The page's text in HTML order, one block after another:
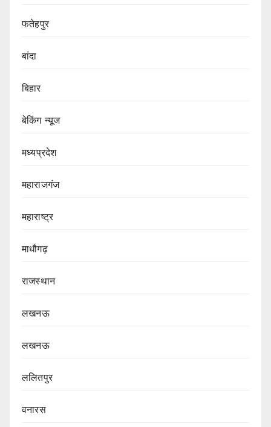
फतेहपुर
बांदा
बिहार
बेकिंग न्यूज
मध्यप्रदेश
महाराजगंज
महाराष्ट्र
माधौगढ़
राजस्थान
लखनऊ
लखनऊ
ललितपुर
वनारस